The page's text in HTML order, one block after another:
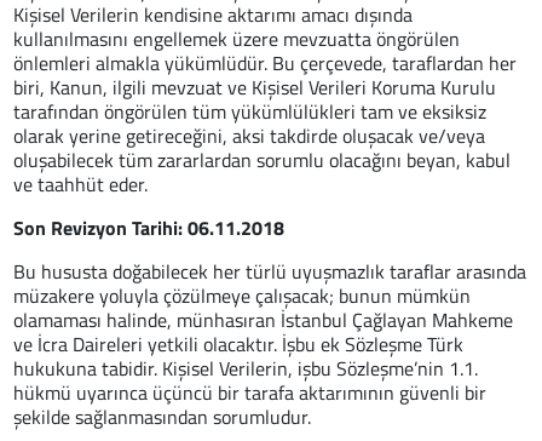
Kişisel Verilerin kendisine aktarımı amacı dışında
kullanılmasını engellemek üzere mevzuatta öngörülen
önlemleri almakla yükümlüdür. Bu çerçevede, taraflardan her
biri, Kanun, ilgili mevzuat ve Kişisel Verileri Koruma Kurulu
tarafından öngörülen tüm yükümlülükleri tam ve eksiksiz
olarak yerine getireceğini, aksi takdirde oluşacak ve/veya
oluşabilecek tüm zararlardan sorumlu olacağını beyan, kabul
ve taahhüt eder.
Son Revizyon Tarihi: 06.11.2018
Bu hususta doğabilecek her türlü uyuşmazlık taraflar arasında
müzakere yoluyla çözülmeye çalışacak; bunun mümkün
olamaması halinde, münhasıran İstanbul Çağlayan Mahkeme
ve İcra Daireleri yetkili olacaktır. İşbu ek Sözleşme Türk
hukukuna tabidir. Kişisel Verilerin, işbu Sözleşme’nin 1.1.
hükmü uyarınca üçüncü bir tarafa aktarımının güvenli bir
şekilde sağlanmasından sorumludur.